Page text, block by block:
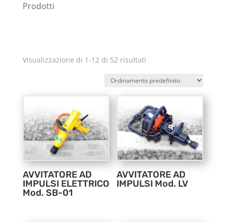
Prodotti
Visualizzazione di 1-12 di 52 risultati
AVVITATORE AD
IMPULSI ELETTRICO
Mod. SB-01
AVVITATORE AD
IMPULSI Mod. LV